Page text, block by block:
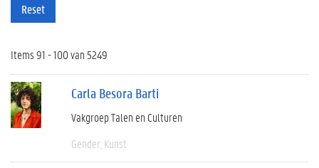
Reset
Items 91 - 100 van 5249
Carla Besora Barti
Vakgroep Talen en Culturen
Gender Kunst